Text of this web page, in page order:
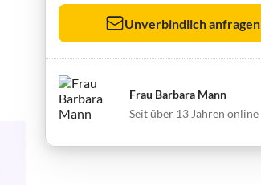
Unverbindlich anfragen
Frau Barbara Mann
Seit über 13 Jahren online